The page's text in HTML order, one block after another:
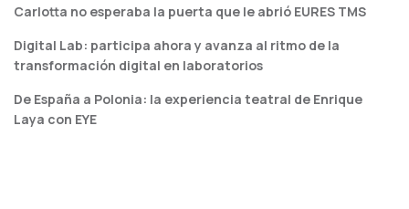
Carlotta no esperaba la puerta que le abrió EURES TMS
Digital Lab: participa ahora y avanza al ritmo de la
transformación digital en laboratorios
De España a Polonia: la experiencia teatral de Enrique
Laya con EYE